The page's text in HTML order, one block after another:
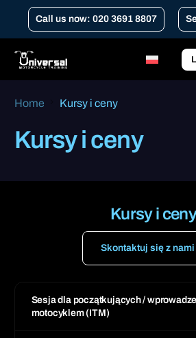
Call us now: 020 3691 8807
Home Kursy i ceny
Kursy i ceny
Kursy i
Skontaktuj się z nami
Sesja dla początkujących /
motocyklem (ITM)